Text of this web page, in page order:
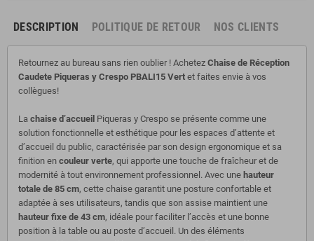
DESCRIPTION POLITIQUE DE RETOUR NOS CLIENTS
Retournez au bureau sans rien oublier ! Achetez Chaise de Réception
Caudete Piqueras y Crespo PBALI15 Vert et faites envie à vos
collègues!
La chaise d’accueil Piqueras y Crespo se présente comme une
solution fonctionnelle et esthétique pour les espaces d’attente et
d’accueil du public, caractérisée par son design ergonomique et sa
finition en couleur verte, qui apporte une touche de fraîcheur et de
modernité à tout environnement professionnel. Avec une hauteur
totale de 85 cm, cette chaise garantit une posture confortable et
adaptée à ses utilisateurs, tandis que son assise maintient une
hauteur fixe de 43 cm, idéale pour faciliter l’accès et une bonne
position à la table ou au poste d’accueil. Un des éléments